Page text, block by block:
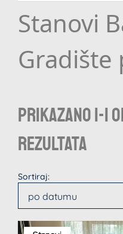
Stanovi
Gradište
Prikazano 1-1
rezultata
Sortiraj:
po datumu